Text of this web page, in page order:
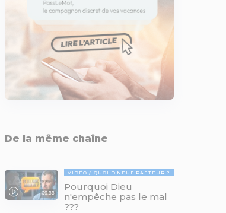
De la même chaîne
09:33
VIDÉO QUOI D'NEUF PASTEUR ?
Pourquoi Dieu
n'empêche pas le mal
???